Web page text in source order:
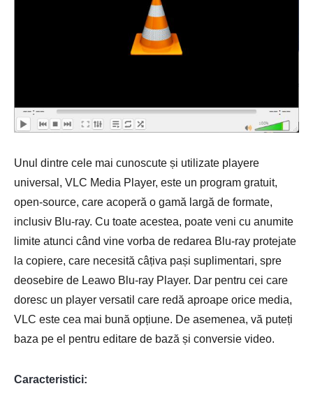
Unul dintre cele mai cunoscute și utilizate playere
universal, VLC Media Player, este un program gratuit,
open-source, care acoperă o gamă largă de formate,
inclusiv Blu-ray. Cu toate acestea, poate veni cu anumite
limite atunci când vine vorba de redarea Blu-ray protejate
la copiere, care necesită câțiva pași suplimentari, spre
deosebire de Leawo Blu-ray Player. Dar pentru cei care
doresc un player versatil care redă aproape orice media,
VLC este cea mai bună opțiune. De asemenea, vă puteți
baza pe el pentru editare de bază și conversie video.
Caracteristici: